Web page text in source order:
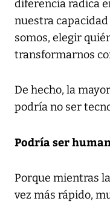
diferencia radica
nuestra
somos, elegir
transformarnos
De hecho, la
podría no ser
Podría ser
Porque mientras
vez más rápido,